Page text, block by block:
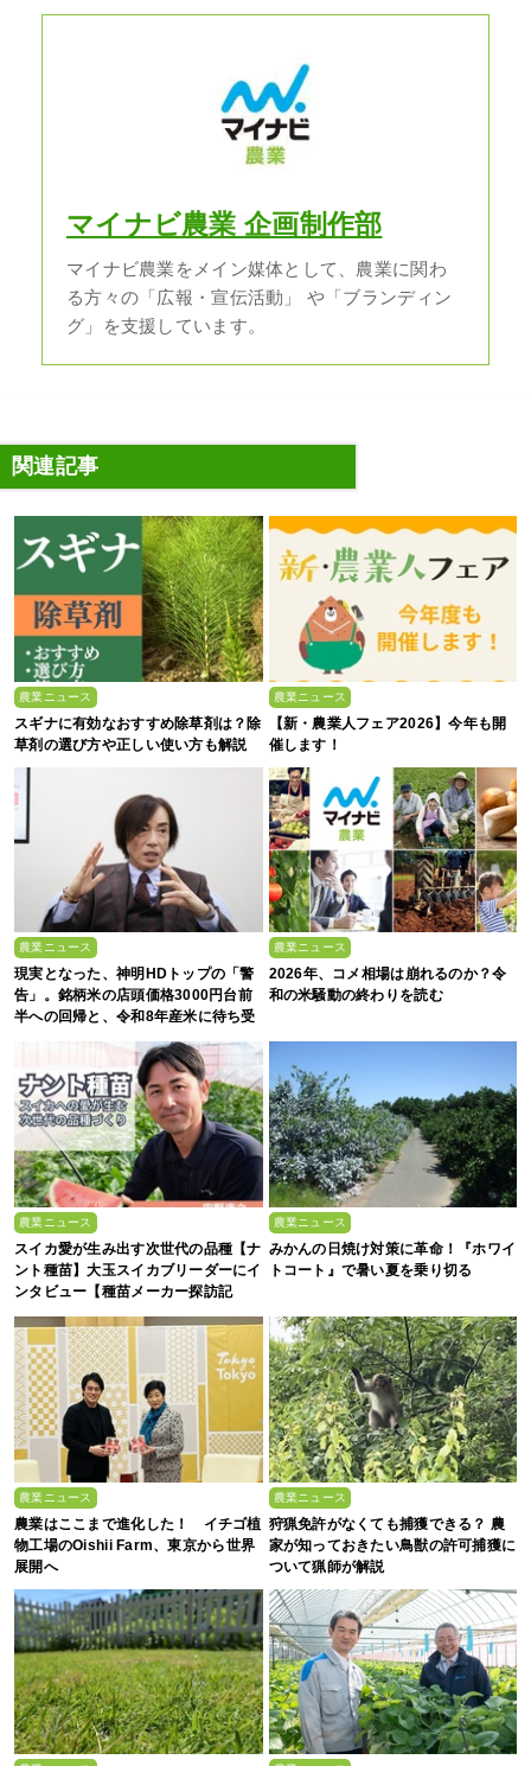
マイナビ農業 企画制作部
マイナビ農業をメイン媒体として、農業に関わ
る方々の「広報・宣伝活動」 や「ブランディン
グ」を支援しています。
関連記事
農業ニュース
スギナに有効なおすすめ除草剤は？除
草剤の選び方や正しい使い方も解説
農業ニュース
【新・農業人フェア2026】今年も開
催します！
農業ニュース
現実となった、神明HDトップの「警
告」。銘柄米の店頭価格3000円台前
半への回帰と、令和8年産米に待ち受
ける“大暴落”の可能性
農業ニュース
2026年、コメ相場は崩れるのか？令
和の米騒動の終わりを読む
農業ニュース
スイカ愛が生み出す次世代の品種【ナ
ント種苗】大玉スイカブリーダーにイ
ンタビュー【種苗メーカー探訪記
Vol.4】
農業ニュース
みかんの日焼け対策に革命！『ホワイ
トコート』で暑い夏を乗り切る
農業ニュース
農業はここまで進化した！ イチゴ植
物工場のOishii Farm、東京から世界
展開へ
農業ニュース
狩猟免許がなくても捕獲できる？ 農
家が知っておきたい鳥獣の許可捕獲に
ついて猟師が解説